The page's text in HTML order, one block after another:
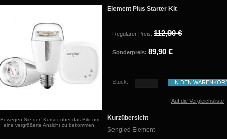
Bewegen Sie den Kursor über das Bild um
eine vergrößerte Ansicht zu bekommen.
Element Plus Starter Kit
Regulärer Preis: 112,90 €
Sonderpreis: 89,90 €
Stück: IN DEN
Auf die Vergleichsliste
Kurzübersicht
Sengled Element